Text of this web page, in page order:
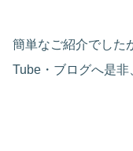
簡単なご紹介でした
Tube・ブログへ是非